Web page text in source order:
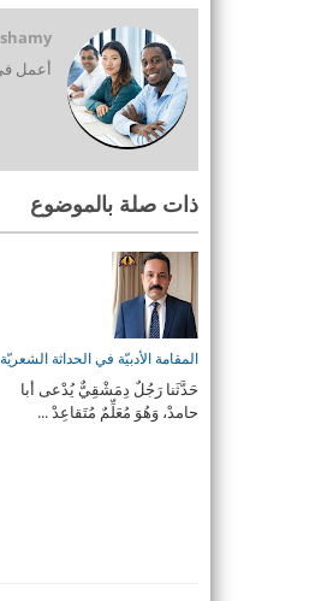
أعمل
ذات صلة بالموضوع
المقامة الأدبيّة في الحداثة الشعريّة
حَدَّثَنا رَجُلٌ دِمَشْقِيٌّ يُدْعى أبا
حامدْ، وَهُوَ مُعَلِّمٌ مُتَقاعِدْ ...